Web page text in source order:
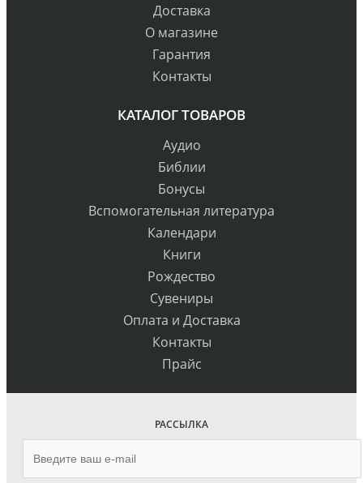
Доставка
О магазине
Гарантия
Контакты
КАТАЛОГ ТОВАРОВ
Аудио
Библии
Бонусы
Вспомогательная литература
Календари
Книги
Рождество
Сувениры
Оплата и Доставка
Контакты
Прайс
РАССЫЛКА